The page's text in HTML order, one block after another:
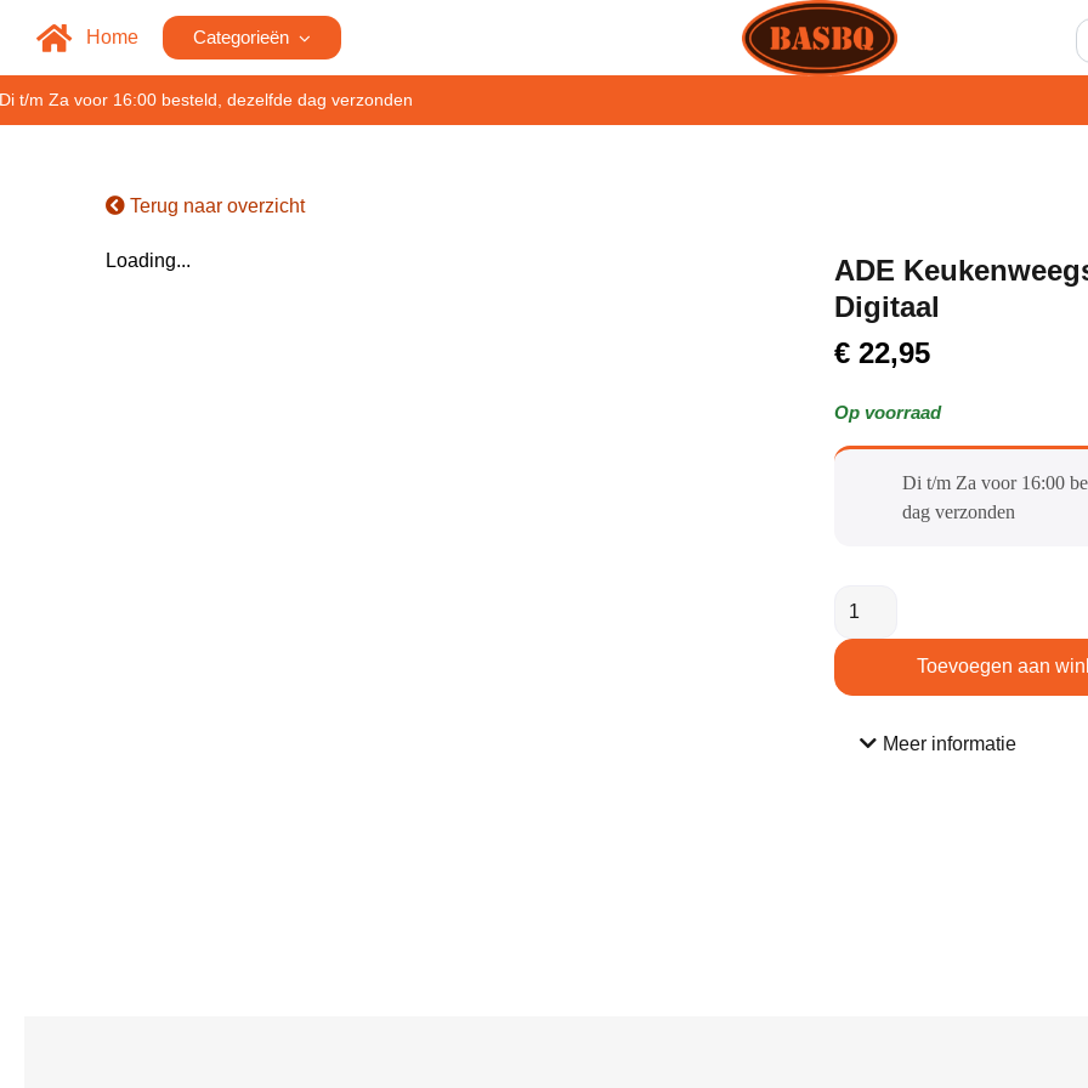
Home Categorieën
t/m Za voor 16:00 besteld, dezelfde dag verzonden
Terug naar overzicht
Loading...
ADE
Digitaal
€ 22,95
Op voorraad
Di t/m Za voor 16:00
dag verzonden​
Toevoegen aan
Meer informatie